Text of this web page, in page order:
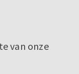
van onze